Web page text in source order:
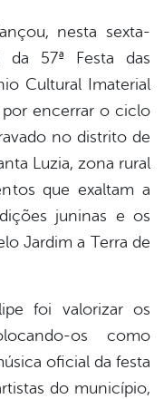
nesta sexta-
57ª Festa das
Cultural Imaterial
encerrar o ciclo
no distrito de
Luzia, zona rural
que exaltam a
juninas e os
Jardim a Terra de
foi valorizar os
os como
oficial da festa
do município,